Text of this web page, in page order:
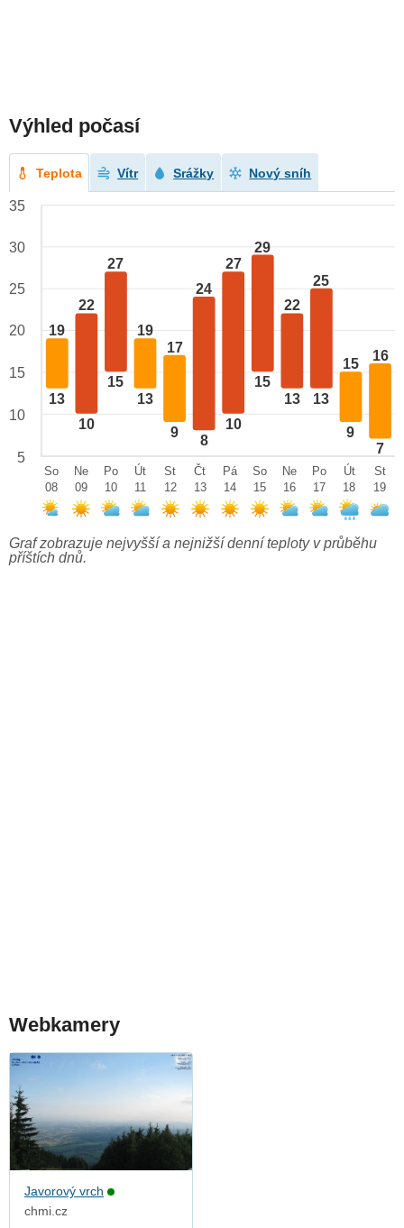
Výhled počasí
Teplota Vítr Srážky Nový sníh
19
13
22
10
27
15
19
13
17
9
24
8
27
10
29
15
22
13
25
13
15
9
16
7
35
30
25
20
15
10
5
So
08
Ne
09
Po
10
Út
11
St
12
Čt
13
Pá
14
So
15
Ne
16
Po
17
Út
18
St
19
Graf zobrazuje nejvyšší a nejnižší denní teploty v průběhu
příštích dnů.
Webkamery
Javorový vrch
chmi.cz